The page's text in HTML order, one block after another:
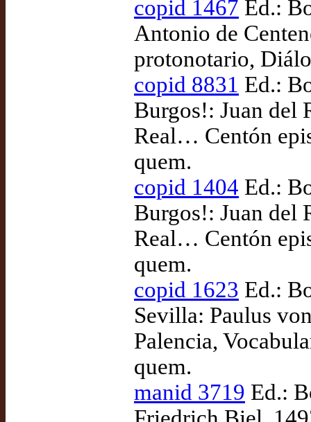
copid 1467 Ed.:
Antonio de
protonotario,
copid 8831 Ed.:
Burgos!: Juan del
Real… Centón
quem.
copid 1404 Ed.:
Burgos!: Juan del
Real… Centón
quem.
copid 1623 Ed.:
Sevilla: Paulus
Palencia,
quem.
manid 3719 Ed.: